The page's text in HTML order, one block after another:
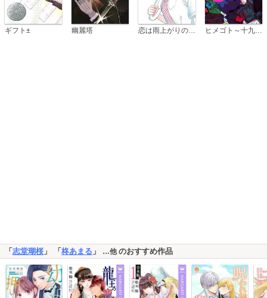
ギフト± 幽麗塔 ヒメゴト～十九歳の制服～
「志堂瑚桜」 「柊あまる 」 …他のおすすめ作品